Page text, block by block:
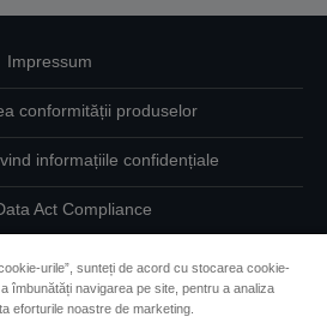
Impressum
conformității produselor
informațiile confidențiale
Act Compliance
despre modulele cookie
urile”, sunteți de acord cu stocarea cookie-
îmbunătăți navigarea pe site, pentru a analiza
eforturile noastre de marketing.